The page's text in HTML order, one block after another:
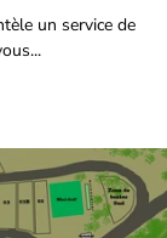
un service de